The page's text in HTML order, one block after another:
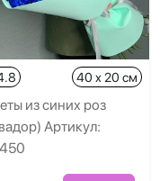
40 x 20 см
из синих роз
Артикул: